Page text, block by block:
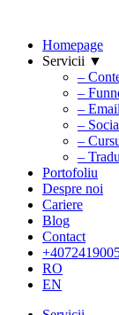
Homepage
Servicii ▼
–
–
–
–
–
–
Portofoliu
Despre noi
Cariere
Blog
Contact
RO
EN